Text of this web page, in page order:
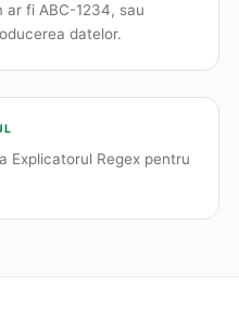
ar fi ABC-1234, sau
datelor.
Explicatorul Regex pentru